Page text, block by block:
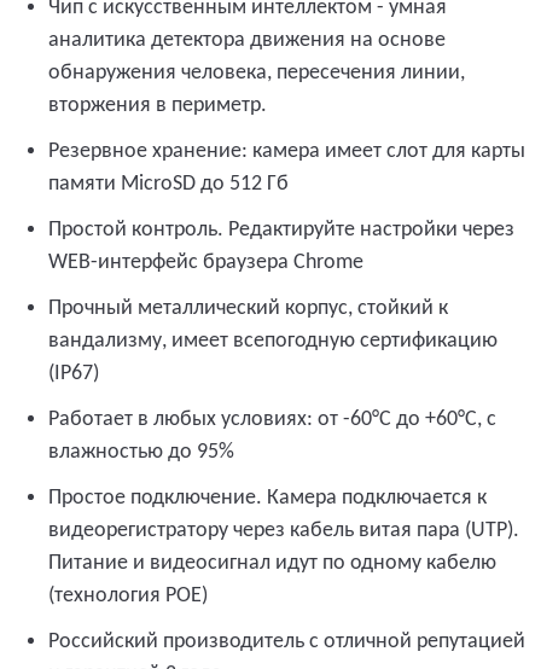
Чип с искусственным интеллектом - умная
аналитика детектора движения на основе
обнаружения человека, пересечения линии,
вторжения в периметр.
Резервное хранение: камера имеет слот для карты
памяти MicroSD до 512 Гб
Простой контроль. Редактируйте настройки через
WEB-интерфейс браузера Chrome
Прочный металлический корпус, стойкий к
вандализму, имеет всепогодную сертификацию
(IP67)
Работает в любых условиях: от -60°C до +60°C, с
влажностью до 95%
Простое подключение. Камера подключается к
видеорегистратору через кабель витая пара (UTP).
Питание и видеосигнал идут по одному кабелю
(технология POE)
Российский производитель с отличной репутацией